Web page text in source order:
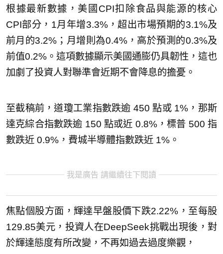
根據最新數據，美國CPI扣除食品與能源的核心
CPI部分，1月年增3.3%，超出市場預期的3.1%及
前月的3.2%；月增則為0.4%，高於預測的0.3%及
前值0.2%。這項數據顯示美國通膨仍具韌性，這也
加劇了投資人對聯準會近期不會降息的擔憂。
至截稿前，道瓊工業指數跌逾 450 點或 1%，那斯
達克綜合指數跌逾 150 點或近 0.8%，標普 500 指
數跌近 0.9%，費城半導體指數跌近 1%。
我是廣告 請繼續往下閱讀
焦點個股方面，輝達早盤股價下跌2.22%，至每股
129.85美元，投資人在DeepSeek挑戰出現後，對
於輝達態度有所改變，不再如過去過度樂觀，